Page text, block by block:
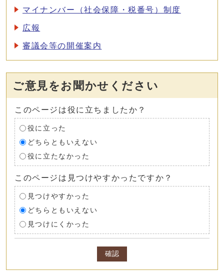
マイナンバー（社会保障・税番号）制度
広報
審議会等の開催案内
ご意見をお聞かせください
このページは役に立ちましたか？
役に立った
どちらともいえない
役に立たなかった
このページは見つけやすかったですか？
見つけやすかった
どちらともいえない
見つけにくかった
確認